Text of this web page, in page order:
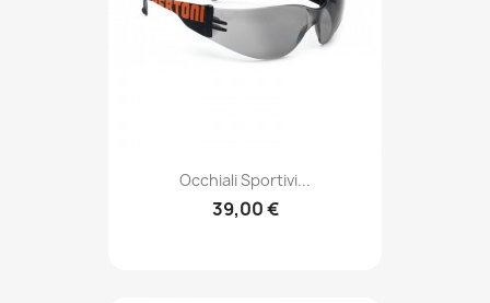
Occhiali Sportivi...
39,00 €